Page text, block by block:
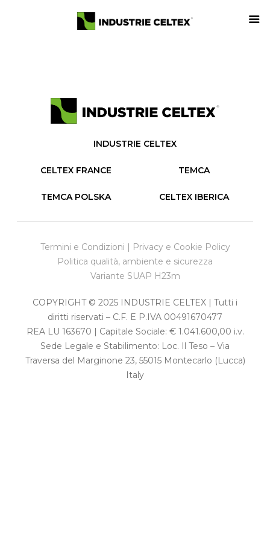
INDUSTRIE CELTEX
CELTEX FRANCE TEMCA
TEMCA POLSKA CELTEX IBERICA
COPYRIGHT © 2025 INDUSTRIE CELTEX | Tutti i
diritti riservati – C.F. E P.IVA 00491670477
REA LU 163670 | Capitale Sociale: € 1.041.600,00 i.v.
Sede Legale e Stabilimento: Loc. Il Teso – Via
Traversa del Marginone 23, 55015 Montecarlo (Lucca)
Italy
Termini e Condizioni | Privacy e Cookie Policy
Politica qualità, ambiente e sicurezza
Variante SUAP H23m